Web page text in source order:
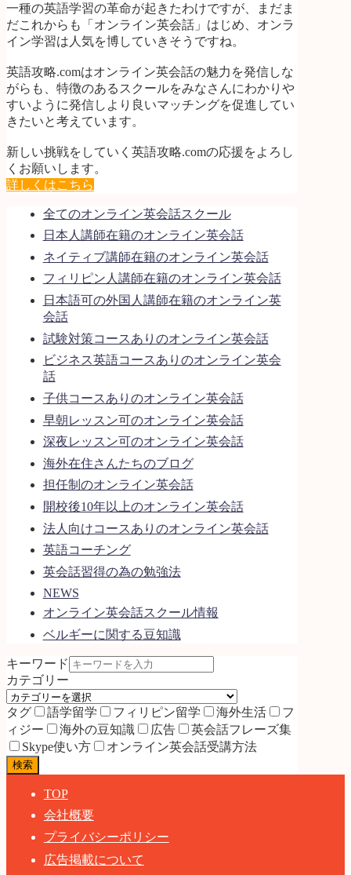
一種の英語学習の革命が起きたわけですが、まだま
だこれからも「オンライン英会話」はじめ、オンラ
イン学習は人気を博していきそうですね。
英語攻略.comはオンライン英会話の魅力を発信しな
がらも、特徴のあるスクールをみなさんにわかりや
すいように発信しより良いマッチングを促進してい
きたいと考えています。
新しい挑戦をしていく英語攻略.comの応援をよろし
くお願いします。
詳しくはこちら
全てのオンライン英会話スクール
日本人講師在籍のオンライン英会話
ネイティブ講師在籍のオンライン英会話
フィリピン人講師在籍のオンライン英会話
日本語可の外国人講師在籍のオンライン英
会話
試験対策コースありのオンライン英会話
ビジネス英語コースありのオンライン英会
話
子供コースありのオンライン英会話
早朝レッスン可のオンライン英会話
深夜レッスン可のオンライン英会話
海外在住さんたちのブログ
担任制のオンライン英会話
開校後10年以上のオンライン英会話
法人向けコースありのオンライン英会話
英語コーチング
英会話習得の為の勉強法
NEWS
オンライン英会話スクール情報
ベルギーに関する豆知識
キーワード
カテゴリー
タグ 語学留学 フィリピン留学 海外生活
フ
ィジー
海外の豆知識 広告
英会話フレーズ集
Skype使い方
オンライン英会話受講方法
検索
TOP
会社概要
プライバシーポリシー
広告掲載について